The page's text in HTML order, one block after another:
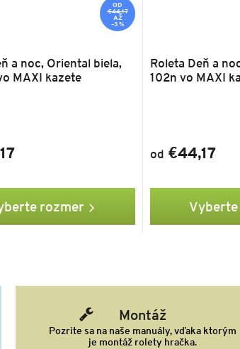
OD
€44,17
AŽ
–3 %
a noc, Oriental biela,
MAXI kazete
rozmer
Roleta Deň a
102n vo MAXI
od €44,17
Montáž
Pozrite sa na naše manuály, vďaka ktorým
je montáž rolety hračka.